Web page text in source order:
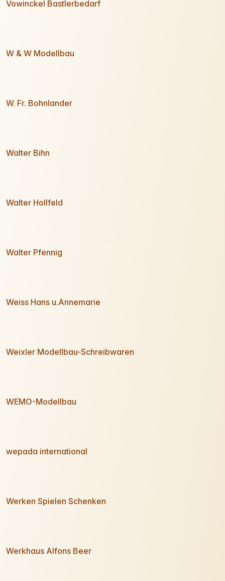
Vowinckel Bastlerbedarf
W & W Modellbau
W. Fr. Bohnlander
Walter Bihn
Walter Hollfeld
Walter Pfennig
Weiss Hans u.Annemarie
Weixler Modellbau-Schreibwaren
WEMO-Modellbau
wepada international
Werken Spielen Schenken
Werkhaus Alfons Beer